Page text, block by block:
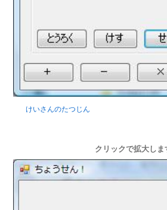
けいさんのたつじん
クリックで拡大しま